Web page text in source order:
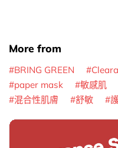
More from
BRING GREEN
paper mask
敏感肌
混合性肌膚
舒敏